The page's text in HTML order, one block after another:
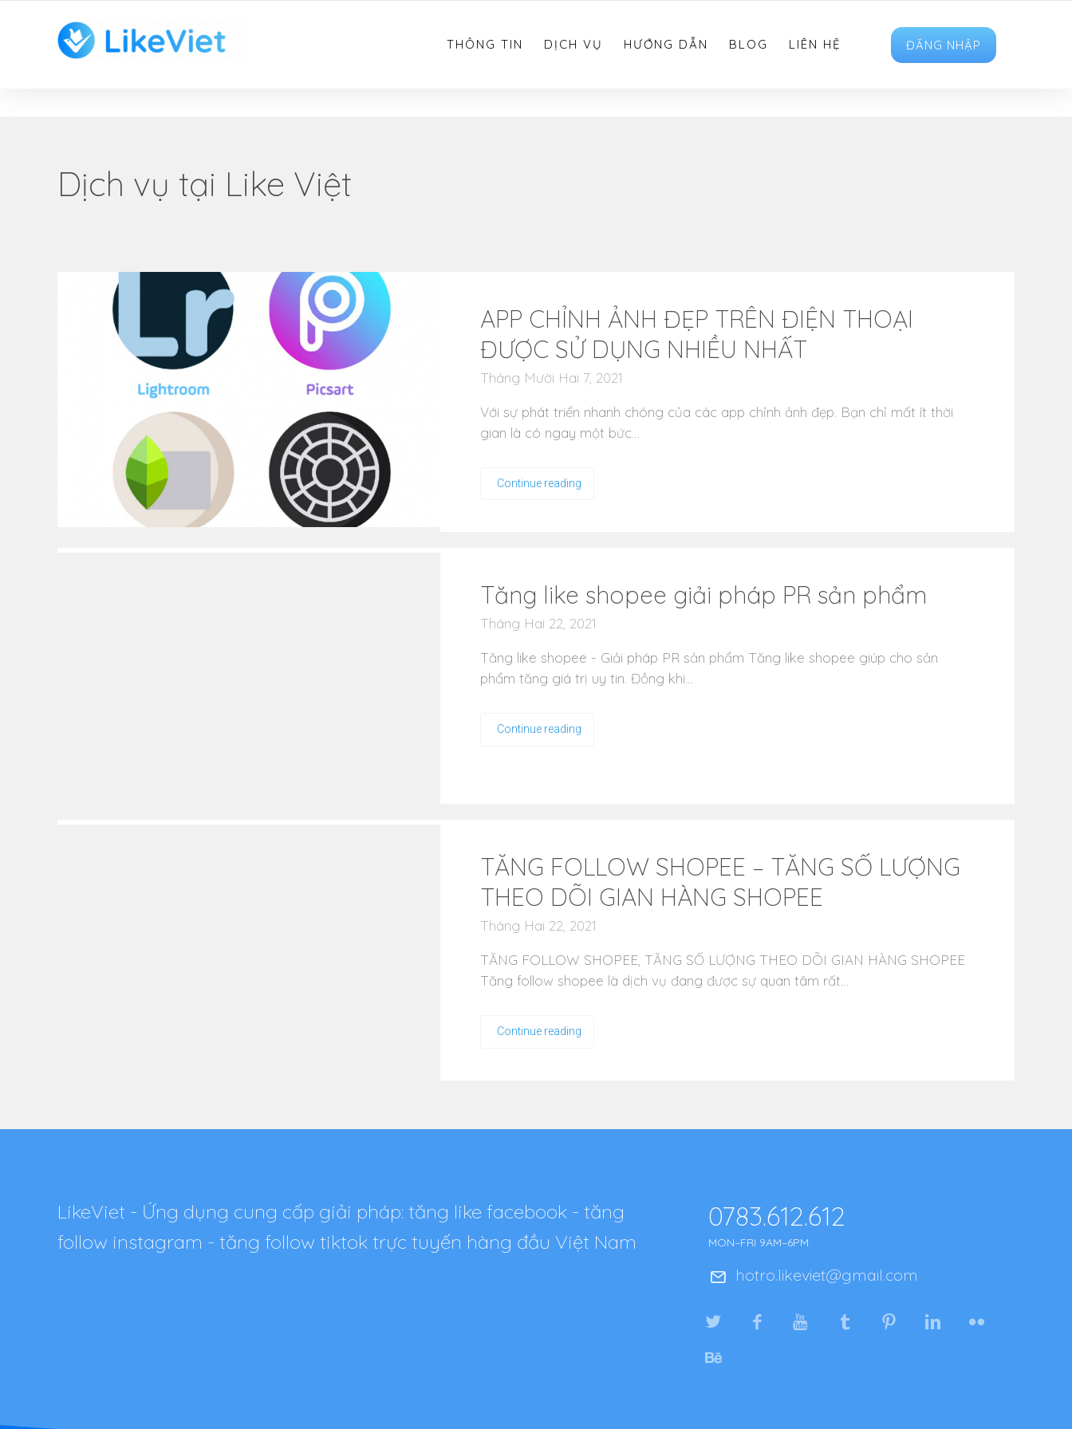
THÔNG TIN DỊCH VỤ HƯỚNG DẪN BLOG LIÊN HỆ ĐĂNG NHẬP
Dịch vụ tại Like Việt
APP CHỈNH ẢNH ĐẸP TRÊN ĐIỆN THOẠI
ĐƯỢC SỬ DỤNG NHIỀU NHẤT
Tháng Mười Hai 7, 2021
Với sự phát triển nhanh chóng của các app chỉnh ảnh đẹp. Bạn chỉ mất ít thời
gian là có ngay một bức…
Continue reading
Tăng like shopee giải pháp PR sản phẩm
Tháng Hai 22, 2021
Tăng like shopee - Giải pháp PR sản phẩm Tăng like shopee giúp cho sản
phẩm tăng giá trị uy tin. Đồng khi…
Continue reading
TĂNG FOLLOW SHOPEE – TĂNG SỐ LƯỢNG
THEO DÕI GIAN HÀNG SHOPEE
Tháng Hai 22, 2021
TĂNG FOLLOW SHOPEE, TĂNG SỐ LƯỢNG THEO DÕI GIAN HÀNG SHOPEE
Tăng follow shopee là dịch vụ đang được sự quan tâm rất…
Continue reading
LikeViet - Ứng dụng cung cấp giải pháp: tăng like facebook - tăng
follow instagram - tăng follow tiktok trực tuyến hàng đầu Việt Nam
0783.612.612
MON–FRI 9AM–6PM
hotro.likeviet@gmail.com